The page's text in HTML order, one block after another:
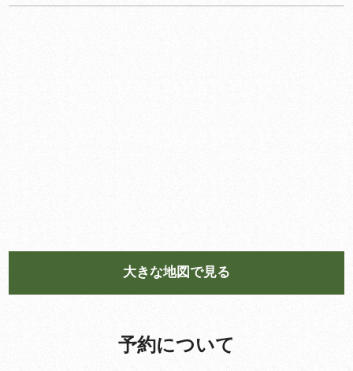
大きな地図で見る
予約について